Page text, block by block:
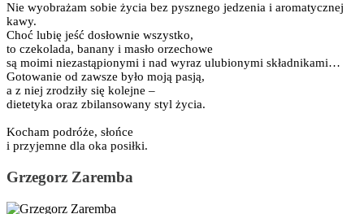
Nie wyobrażam sobie życia bez pysznego jedzenia i aromatycznej
kawy.
Choć lubię jeść dosłownie wszystko,
to czekolada, banany i masło orzechowe
są moimi niezastąpionymi i nad wyraz ulubionymi składnikami…
Gotowanie od zawsze było moją pasją,
a z niej zrodziły się kolejne –
dietetyka oraz zbilansowany styl życia.
Kocham podróże, słońce
i przyjemne dla oka posiłki.
Grzegorz Zaremba